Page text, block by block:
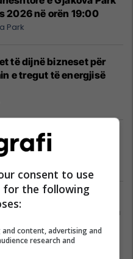
2026 në orën 19:00
Park
të dijnë bizneset për
e tregut të energjisë
Prishtina po ndërton
urbane të sportit
- platforma ku talenti
me mundësitë e duhura
Jobs
consent to use
for the following
content, advertising and
research and